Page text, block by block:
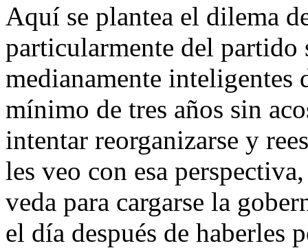
Aquí se plantea el dilema
particularmente del partido
medianamente inteligentes
mínimo de tres años sin
intentar reorganizarse y
les veo con esa
veda para cargarse la
el día después de haberles